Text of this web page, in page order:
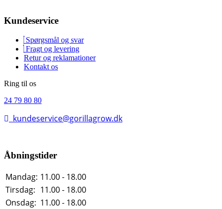
Kundeservice
Spørgsmål og svar
Fragt og levering
Retur og reklamationer
Kontakt os
Ring til os
24 79 80 80
kundeservice@gorillagrow.dk
Åbningstider
Mandag: 11.00 - 18.00
Tirsdag: 11.00 - 18.00
Onsdag: 11.00 - 18.00